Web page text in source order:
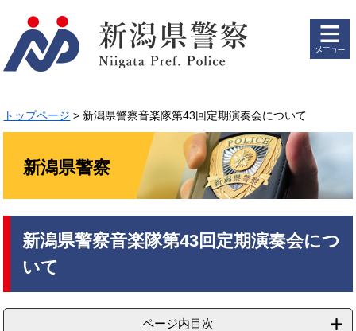
の
先
す。
ー
を
し
トップページ > 新潟県警察音楽隊第43回定期演奏会について
新潟県警察
新潟県警察音楽隊第43回定期演奏会につ
いて
ページ内目次